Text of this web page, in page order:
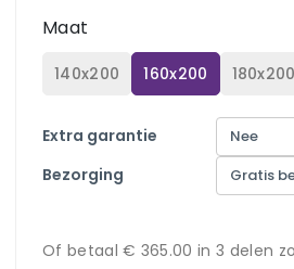
Maat
140x200 160x200 180x200
Extra garantie
Bezorging
Of betaal € 365.00 in 3 delen